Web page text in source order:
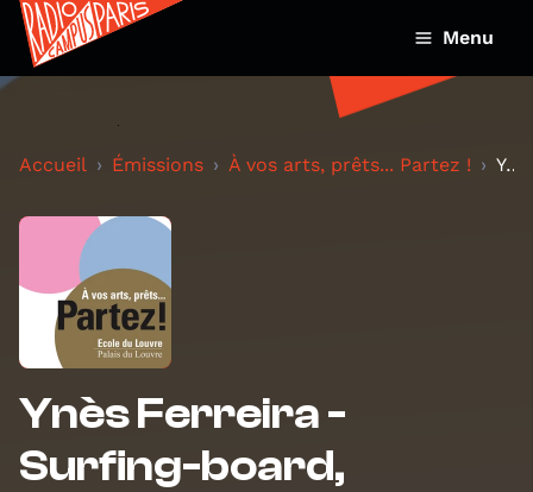
Menu
Accueil Émissions À vos arts, prêts... Partez ! Ynès Ferreira - Surfing-board, planche de surf
Ynès Ferreira -
Surfing-board,